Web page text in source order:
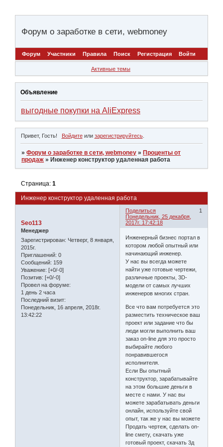
Форум о заработке в сети, webmoney
Форум Участники Правила Поиск Регистрация Войти
Активные темы
Объявление
выгодные покупки на AliExpress
Привет, Гость! Войдитеили зарегистрируйтесь.
»Форум о заработке в сети, webmoney » Проценты от
продаж » Инженер конструктор удаленная работа
Инженер конструктор удаленная работа
Страница:1
Поделиться
1
Понедельник, 25 декабря,
2017г. 17:42:18
Seo113
Менеджер
Зарегистрирован: Четверг, 8 января,
2015г.
Приглашений: 0
Сообщений: 159
Уважение: [+0/-0]
Позитив: [+0/-0]
Провел на форуме:
1 день 2 часа
Последний визит:
Понедельник, 16 апреля, 2018г.
13:42:22
Инженерный бизнес портал в
котором любой опытный или
начинающий инженер.
У нас вы всегда можете
найти уже готовые чертежи,
различные проекты, 3D-
модели от самых лучших
инженеров многих стран.
Все что вам потребуется это
разместить техническое ваш
проект или задание что бы
люди могли выполнить ваш
заказ on-line для это просто
выбирайте любого
понравившегося
исполнителя.
Если Вы опытный
конструктор, зарабатывайте
на этом большие деньги в
месте с нами. У нас вы
можете зарабатывать деньги
онлайн, используйте свой
опыт, так же у нас вы можете
Продать чертеж, сделать on-
line смету, скачать уже
готовый проект, cкачать 3д